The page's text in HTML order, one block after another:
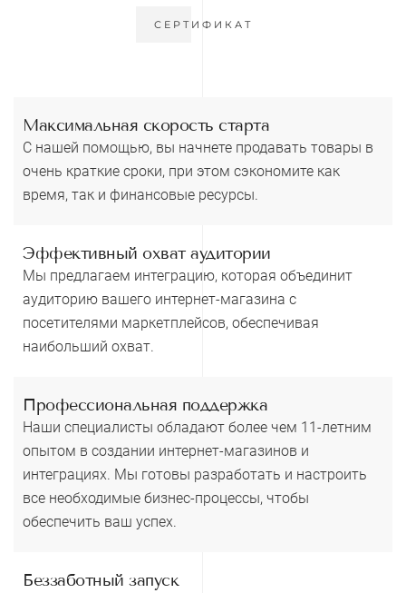
СЕРТИФИКАТ
Максимальная скорость старта
С нашей помощью, вы начнете продавать товары в
очень краткие сроки, при этом сэкономите как
время, так и финансовые ресурсы.
Эффективный охват аудитории
Мы предлагаем интеграцию, которая объединит
аудиторию вашего интернет-магазина с
посетителями маркетплейсов, обеспечивая
наибольший охват.
Профессиональная поддержка
Наши специалисты обладают более чем 11-летним
опытом в создании интернет-магазинов и
интеграциях. Мы готовы разработать и настроить
все необходимые бизнес-процессы, чтобы
обеспечить ваш успех.
Беззаботный запуск